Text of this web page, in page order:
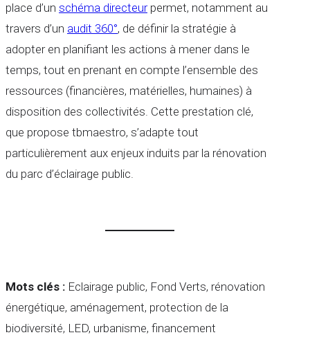
place d’un schéma directeurpermet, notamment au
travers d’un audit 360°, de définir la stratégie à
adopter en planifiant les actions à mener dans le
temps, tout en prenant en compte l’ensemble des
ressources (financières, matérielles, humaines) à
disposition des collectivités. Cette prestation clé,
que propose tbmaestro, s’adapte tout
particulièrement aux enjeux induits par la rénovation
du parc d’éclairage public.
Mots clés : Eclairage public, Fond Verts, rénovation
énergétique, aménagement, protection de la
biodiversité, LED, urbanisme, financement